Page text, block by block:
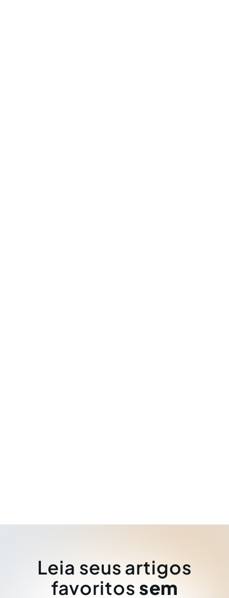
Leia seus artigos
favoritos sem